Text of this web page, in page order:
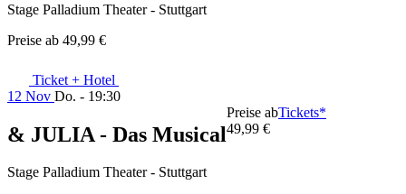
Stage Palladium Theater - Stuttgart
Preise ab 49,99 €
Ticket + Hotel
12 Nov Do. - 19:30
& JULIA - Das Musical
Stage Palladium Theater - Stuttgart
Preise ab
49,99 €
Tickets*